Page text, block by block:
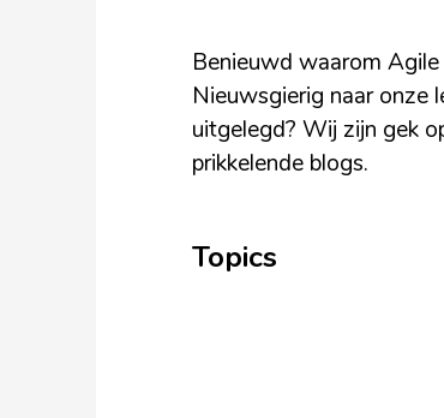
Benieuwd waarom
Nieuwsgierig naar onze
uitgelegd? Wij zijn gek
prikkelende blogs.
Topics